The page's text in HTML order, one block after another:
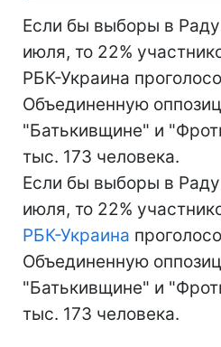
Если бы выборы в
июля, то 22%
РБК-Украина
Объединенную
"Батькивщине" и
тыс. 173 человека.
Если бы выборы в
июля, то 22%
РБК-Украина
Объединенную
"Батькивщине" и
тыс. 173 человека.